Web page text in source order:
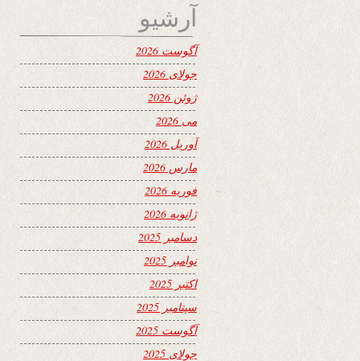
آرشیو
آگوست 2026
جولای 2026
ژوئن 2026
می 2026
آوریل 2026
مارس 2026
فوریه 2026
ژانویه 2026
دسامبر 2025
نوامبر 2025
اکتبر 2025
سپتامبر 2025
آگوست 2025
جولای 2025